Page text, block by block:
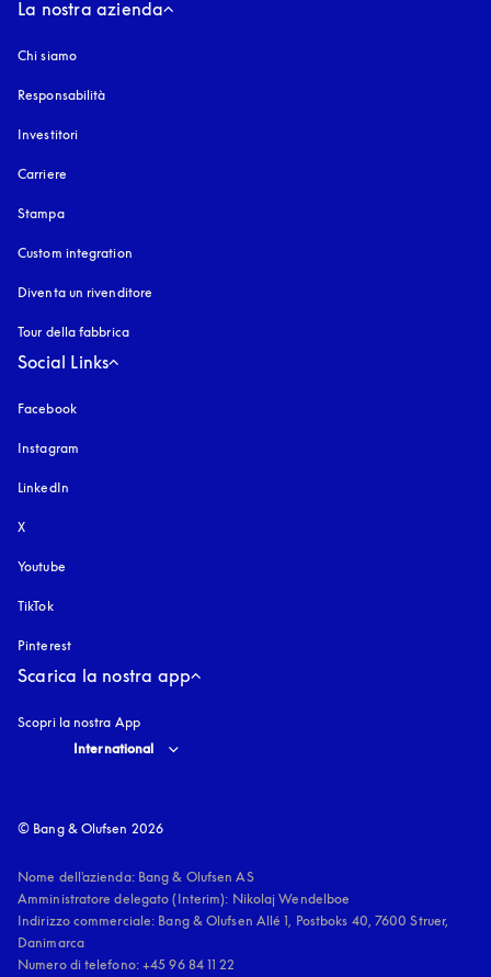
La nostra azienda
Chi siamo
Responsabilità
Investitori
Carriere
Stampa
Custom integration
Diventa un rivenditore
Tour della fabbrica
Social Links
Facebook
Instagram
LinkedIn
X
Youtube
TikTok
Pinterest
Scarica la nostra app
Scopri la nostra App
Select country and language
International
© Bang & Olufsen 2026
Nome dell'azienda: Bang & Olufsen AS
Amministratore delegato (Interim): Nikolaj Wendelboe
Indirizzo commerciale: Bang & Olufsen Allé 1, Postboks 40, 7600 Struer,
Danimarca
Numero di telefono: +45 96 84 11 22